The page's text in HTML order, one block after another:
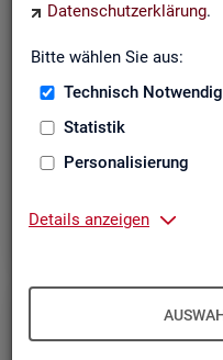
Datenschutzerklärung.
Bitte wählen Sie aus:
Technisch Notwendig
Statistik
Personalisierung
Details anzeigen
Wie viele